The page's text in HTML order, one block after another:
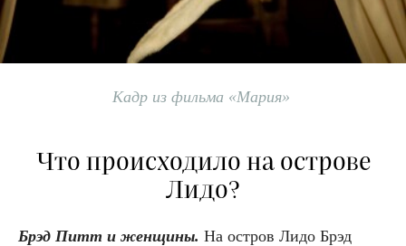
Кадр из фильма «Мария»
Что происходило на острове
Лидо?
Брэд Питт и женщины. На остров Лидо Брэд